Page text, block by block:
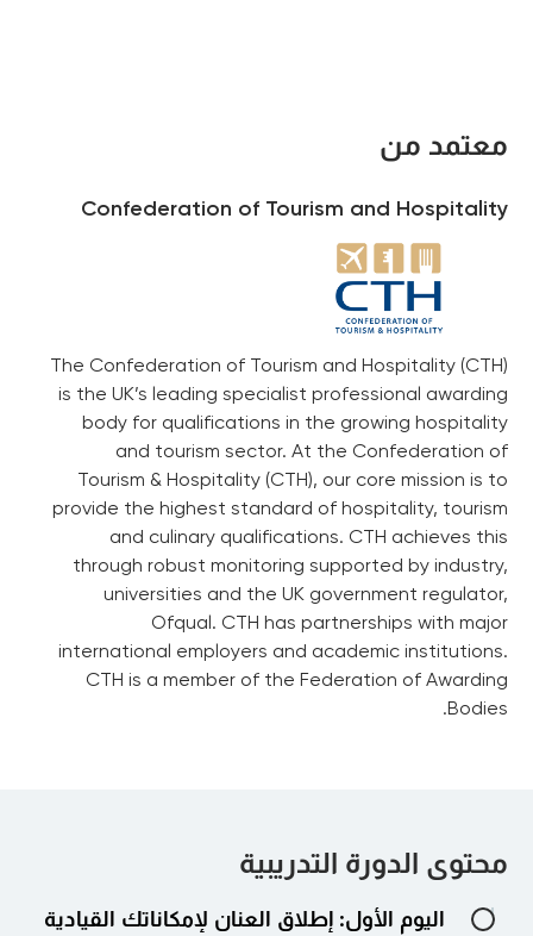
معتمد من
Confederation of Tourism and Hospitality
The Confederation of Tourism and Hospitality (CTH)
is the UK’s leading specialist professional awarding
body for qualifications in the growing hospitality
and tourism sector. At the Confederation of
Tourism & Hospitality (CTH), our core mission is to
provide the highest standard of hospitality, tourism
and culinary qualifications. CTH achieves this
through robust monitoring supported by industry,
universities and the UK government regulator,
Ofqual. CTH has partnerships with major
international employers and academic institutions.
CTH is a member of the Federation of Awarding
Bodies.
محتوى الدورة التدريبية
اليوم الأول: إطلاق العنان لإمكاناتك القيادية